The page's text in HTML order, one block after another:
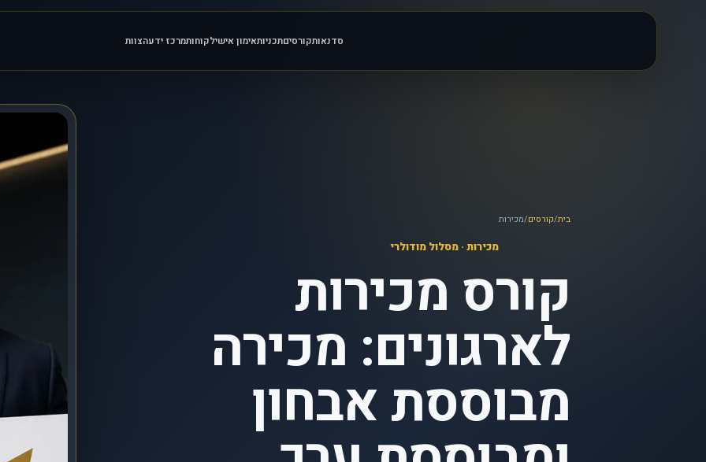
סדנאותקורסיםתכניותאימון אישילקוחותמרכז ידעהצוות
בית/קורסים/מכירות
מכירות · מסלול מודולרי
קורס מכירות
לארגונים: מכירה
מבוססת אבחון